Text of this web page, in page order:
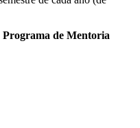
Programa de Mentoria